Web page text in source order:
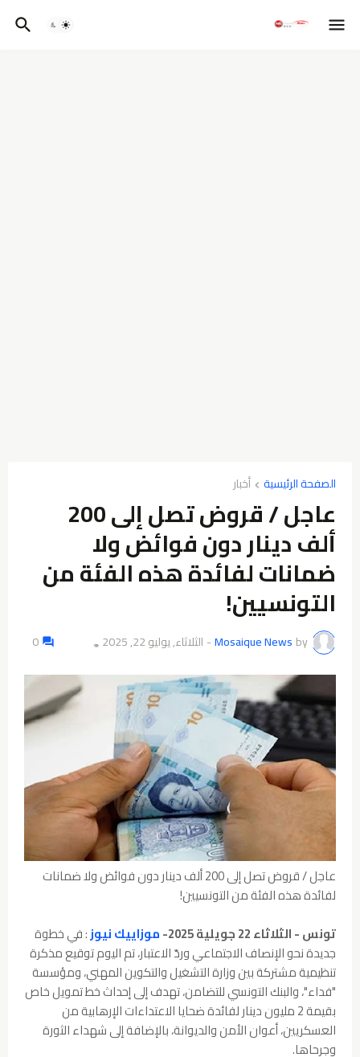
الصفحة الرئيسية
عاجل / قروض تصل إلى 200
ألف دينار دون فوائض ولا
ضمانات لفائدة هذه الفئة من
التونسيين!
by
Mosaique News
- الثلاثاء, يوليو 22, 2025 👁️
0
عاجل / قروض تصل إلى 200 ألف دينار دون فوائض ولا ضمانات
لفائدة هذه الفئة من التونسيين!
تونس - الثلاثاء 22 جويلية 2025-
موزاييك نيوز: في خطوة
جديدة نحو الإنصاف الاجتماعي وردّ الاعتبار، تم اليوم توقيع مذكرة
تنظيمية مشتركة بين وزارة التشغيل والتكوين المهني، ومؤسسة
"فداء"، والبنك التونسي للتضامن، تهدف إلى إحداث خط تمويل خاص
بقيمة 2 مليون دينار لفائدة ضحايا الاعتداءات الإرهابية من
العسكريين، أعوان الأمن والديوانة، بالإضافة إلى شهداء الثورة
وجرحاها.